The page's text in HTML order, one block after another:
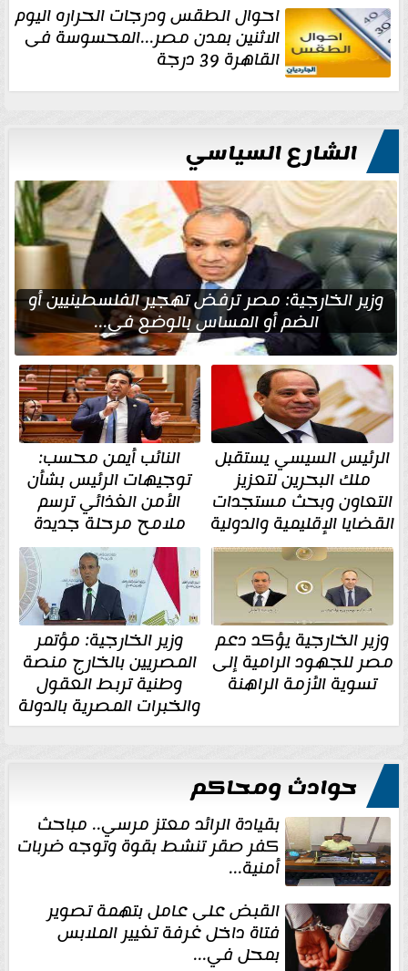
احوال الطقس ودرجات الحراره اليوم
الاثنين بمدن مصر...المحسوسة فى
القاهرة 39 درجة
الشارع السياسي
وزير الخارجية: مصر ترفض تهجير الفلسطينيين أو
الضم أو المساس بالوضع في...
الرئيس السيسي يستقبل
ملك البحرين لتعزيز
التعاون وبحث مستجدات
القضايا الإقليمية والدولية
النائب أيمن محسب:
توجيهات الرئيس بشأن
الأمن الغذائي ترسم
ملامح مرحلة جديدة
وزير الخارجية يؤكد دعم
مصر للجهود الرامية إلى
تسوية الأزمة الراهنة
وزير الخارجية: مؤتمر
المصريين بالخارج منصة
وطنية تربط العقول
والخبرات المصرية بالدولة
حوادث ومحاكم
بقيادة الرائد معتز مرسي.. مباحث
كفر صقر تنشط بقوة وتوجه ضربات
أمنية...
القبض على عامل بتهمة تصوير
فتاة داخل غرفة تغيير الملابس
بمحل في...